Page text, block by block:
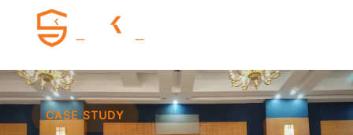
CASE STUDY